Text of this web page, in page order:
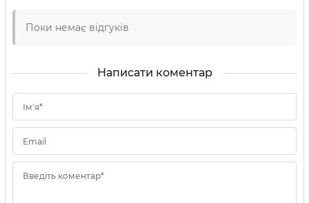
Поки немає відгуків
Написати коментар
Ім'я*
Email
Введіть коментар*